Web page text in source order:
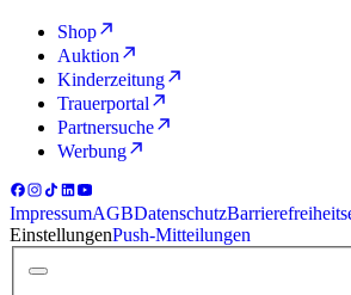
Shop
Auktion
Kinderzeitung
Trauerportal
Partnersuche
Werbung
ImpressumAGBDatenschutz
EinstellungenPush-Mitteilungen